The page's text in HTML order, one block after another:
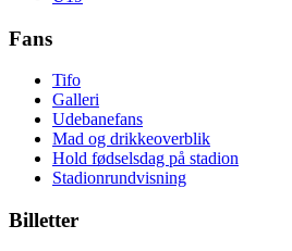
Fans
Tifo
Galleri
Udebanefans
Mad og drikkeoverblik
Hold fødselsdag på stadion
Stadionrundvisning
Billetter